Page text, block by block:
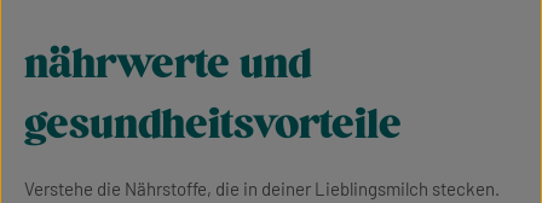
nährwerte und
gesundheitsvorteile
Verstehe die Nährstoffe, die in deiner Lieblingsmilch stecken.